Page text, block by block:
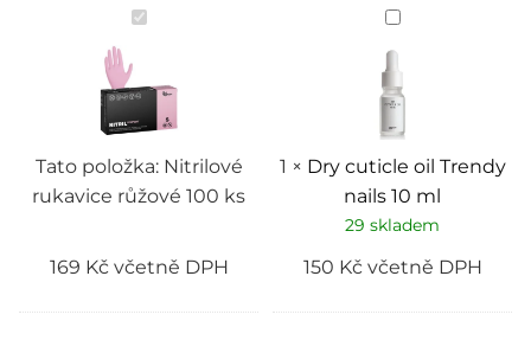
Nitrilové
rukavice
100
ks
Tato položka: Nitrilové
rukavice růžové 100 ks
169 Kč včetně DPH
Dry
cuticle
oil
Trendy
nails
10
ml
1 × Dry cuticle oil Trendy
nails 10 ml
29 skladem
150 Kč včetně DPH